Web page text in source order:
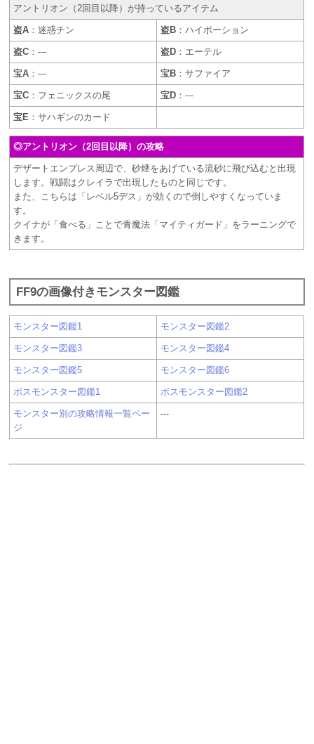
アントリオン（2回目以降）が持っているアイテム
盗A ：迷惑チン 盗B ：ハイポーション
盗C ：--- 盗D ：エーテル
宝A ：--- 宝B ：サファイア
宝C ：フェニックスの尾 宝D ：---
宝E ：サハギンのカード
◎アントリオン（2回目以降）の攻略
デザートエンプレス周辺で、砂煙をあげている流砂に飛び込むと出現
します。戦闘はクレイラで出現したものと同じです。
また、こちらは「レベル5デス」が効くので倒しやすくなっていま
す。
クイナが「食べる」ことで青魔法「マイティガード」をラーニングで
きます。
FF9の画像付きモンスター図鑑
モンスター図鑑1 モンスター図鑑2
モンスター図鑑3 モンスター図鑑4
モンスター図鑑5 モンスター図鑑6
ボスモンスター図鑑1 ボスモンスター図鑑2
モンスター別の攻略情報一覧ペー
ジ
---